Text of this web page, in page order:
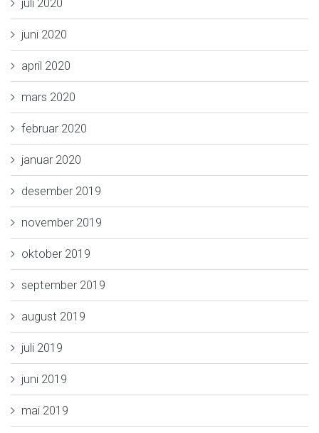
juni 2020
april 2020
mars 2020
februar 2020
januar 2020
desember 2019
november 2019
oktober 2019
september 2019
august 2019
juli 2019
juni 2019
mai 2019